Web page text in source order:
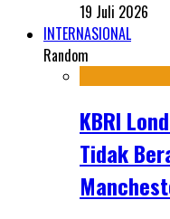
19 Juli 2026
INTERNASIONAL
Random
KBRI
Tidak